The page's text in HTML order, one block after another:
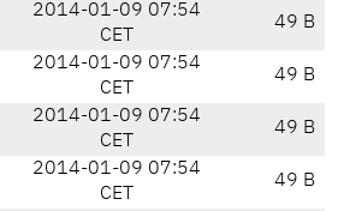
2014-01-09 07:54
CET
49 B
2014-01-09 07:54
CET
49 B
2014-01-09 07:54
CET
49 B
2014-01-09 07:54
CET
49 B